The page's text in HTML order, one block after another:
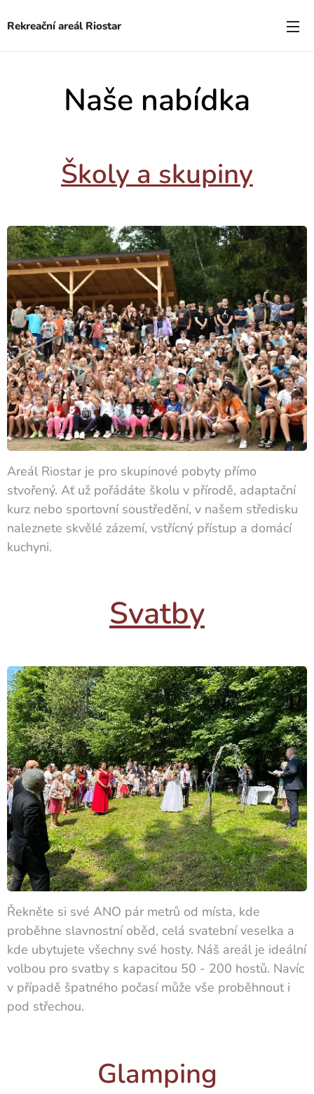
Rekreační areál Riostar
Naše nabídka
Školy a skupiny
Areál Riostar je pro skupinové pobyty přímo
stvořený. Ať už pořádáte školu v přírodě, adaptační
kurz nebo sportovní soustředění, v našem středisku
naleznete skvělé zázemí, vstřícný přístup a domácí
kuchyni.
Svatby
Řekněte si své ANO pár metrů od místa, kde
proběhne slavnostní oběd, celá svatební veselka a
kde ubytujete všechny své hosty. Náš areál je ideální
volbou pro svatby s kapacitou 50 - 200 hostů. Navíc
v případě špatného počasí může vše proběhnout i
pod střechou.
Glamping